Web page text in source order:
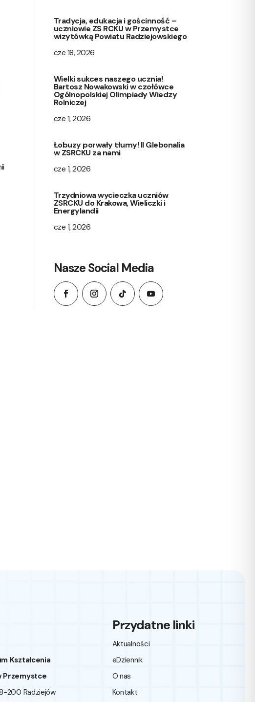
Tradycja, edukacja i gościnność –
uczniowie ZS RCKU w Przemystce
wizytówką Powiatu Radziejowskiego
cze 18, 2026
Wielki sukces naszego ucznia!
Bartosz Nowakowski w czołówce
Ogólnopolskiej Olimpiady Wiedzy
Rolniczej
cze 1, 2026
Łobuzy porwały tłumy! II Glebonalia
w ZSRCKU za nami
cze 1, 2026
Trzydniowa wycieczka uczniów
ZSRCKU do Krakowa, Wieliczki i
Energylandii
cze 1, 2026
Nasze Social Media
Kształcenia
Przemystce
200 Radziejów
Przydatne linki
Aktualności
eDziennik
O nas
Kontakt